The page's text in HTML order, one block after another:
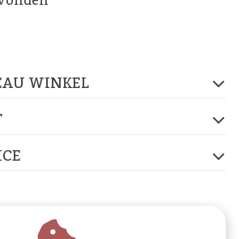
Cadeau Winkel
WINKEL
nieuwsbrief om op de hoogte te